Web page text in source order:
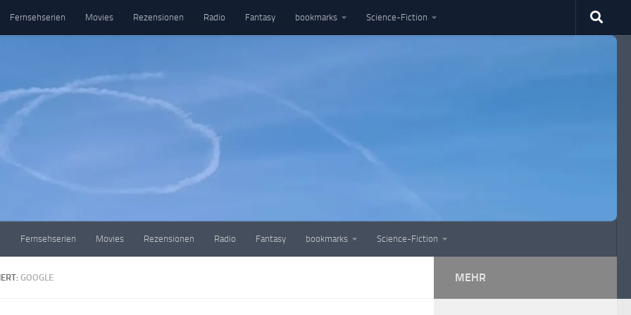
Fernsehserien Movies Rezensionen Radio Fantasy bookmarks Science-Fiction
Fernsehserien Movies Rezensionen Radio Fantasy bookmarks Science-Fiction
GOOGLE MEHR